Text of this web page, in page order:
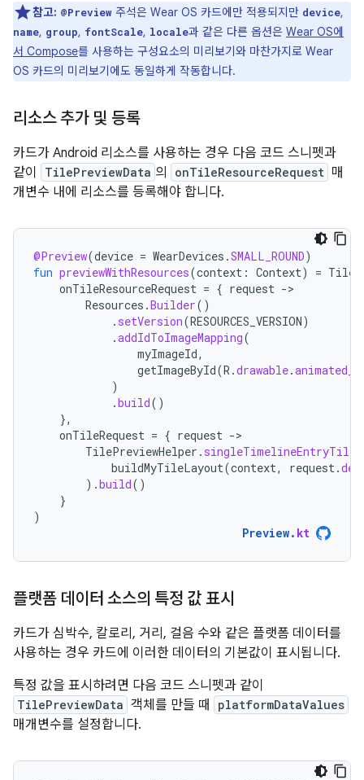
참고: @Preview 주석은 Wear OS 카드에만 적용되지만 device,
name, group, fontScale, locale과 같은 다른 옵션은 Wear OS에
서 Compose를 사용하는 구성요소의 미리보기와 마찬가지로 Wear
OS 카드의 미리보기에도 동일하게 작동합니다.
리소스 추가 및 등록
카드가 Android 리소스를 사용하는 경우 다음 코드 스니펫과
같이
TilePreviewData 의 onTileResourceRequest 매
개변수 내에 리소스를 등록해야 합니다.
@Preview(device = WearDevices .SMALL_ROUND)
fun previewWithResources(context : Context) =
onTileResourceRequest = { request -
Resources .Builder()
. setVersion(RESOURCES_VERSION)
.addIdToImageMapping(
myImageId,
getImageById(R .drawable.
)
.build()
},
onTileRequest = { request -
TilePreviewHelper .
buildMyTileLayout(context, request.
).build()
}
)
Preview. kt
플랫폼 데이터 소스의 특정 값 표시
카드가 심박수, 칼로리, 거리, 걸음 수와 같은 플랫폼 데이터를
사용하는 경우 카드에 이러한 데이터의 기본값이 표시됩니다.
특정 값을 표시하려면 다음 코드 스니펫과 같이
TilePreviewData 객체를 만들 때 platformDataValues
매개변수를 설정합니다.